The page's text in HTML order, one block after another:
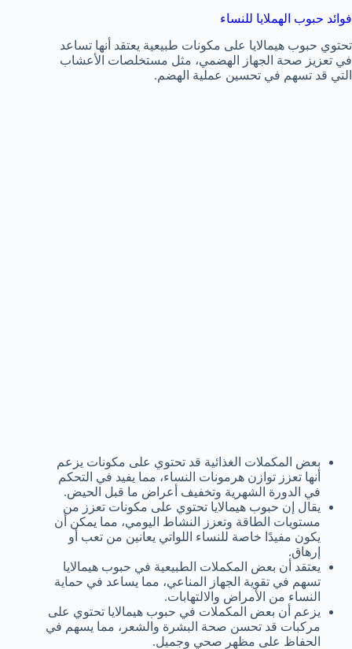
فوائد حبوب الهملايا للنساء
تحتوي حبوب هيمالايا على مكونات طبيعية يعتقد أنها تساعد
في تعزيز صحة الجهاز الهضمي، مثل مستخلصات الأعشاب
التي قد تسهم في تحسين عملية الهضم.
بعض المكملات الغذائية قد تحتوي على مكونات يزعم
أنها تعزز توازن هرمونات النساء، مما يفيد في التحكم
في الدورة الشهرية وتخفيف أعراض ما قبل الحيض.
يقال إن حبوب هيمالايا تحتوي على مكونات تعزز من
مستويات الطاقة وتعزز النشاط اليومي، مما يمكن أن
يكون مفيدًا خاصة للنساء اللواتي يعانين من تعب أو
إرهاق.
يعتقد أن بعض المكملات الطبيعية في حبوب هيمالايا
تسهم في تقوية الجهاز المناعي، مما يساعد في حماية
النساء من الأمراض والالتهابات.
يزعم أن بعض المكملات في حبوب هيمالايا تحتوي على
مركبات قد تحسن صحة البشرة والشعر، مما يسهم في
الحفاظ على مظهر صحي وجميل.